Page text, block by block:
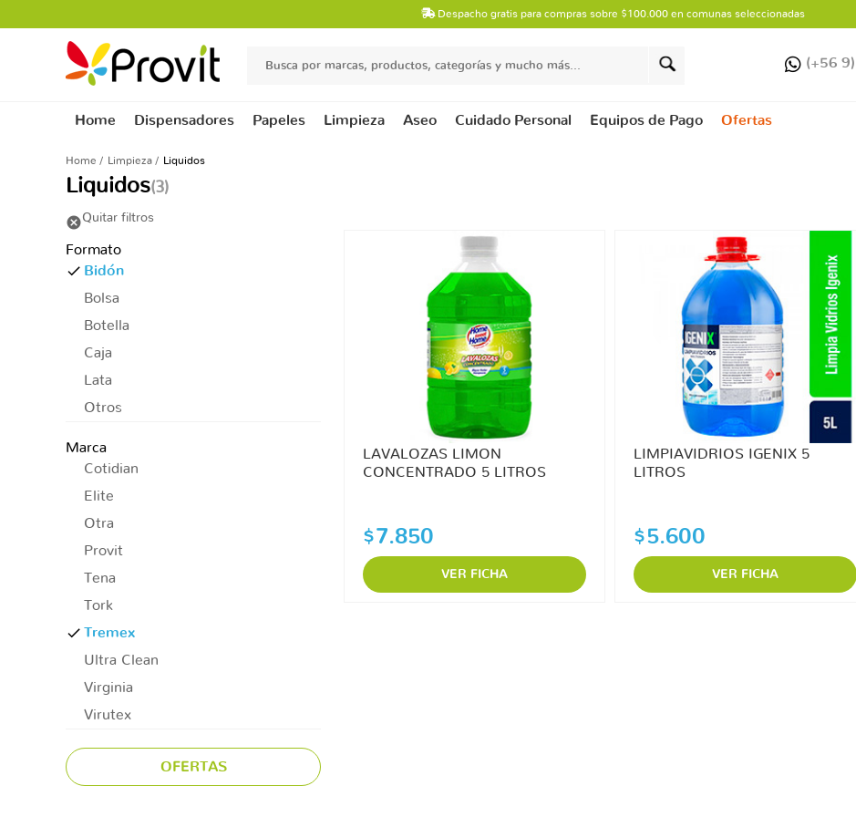
Despacho gratis para compras sobre $100.000 en comunas seleccionadas
(+56
Home Dispensadores Papeles Limpieza Aseo Cuidado Personal Equipos de Pago Ofertas
Home Limpieza Liquidos
Liquidos(3)
cancelQuitar filtros
Formato
Bidón
Bolsa
Botella
Caja
Lata
Otros
Marca
Cotidian
Elite
Otra
Provit
Tena
Tork
Tremex
Ultra Clean
Virginia
Virutex
OFERTAS
LAVALOZAS LIMON
CONCENTRADO 5 LITROS
$7.850
VER FICHA
LIMPIAVIDRIOS IGENIX 5
LITROS
$5.600
VER FICHA